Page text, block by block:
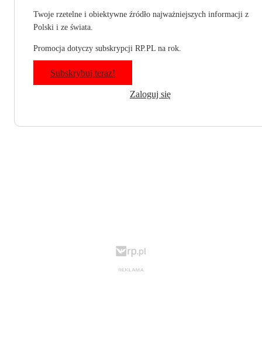
Twoje rzetelne i obiektywne źródło najważniejszych informacji z
Polski i ze świata.
Promocja dotyczy subskrypcji RP.PL na rok.
Subskrybuj teraz!
Zaloguj się